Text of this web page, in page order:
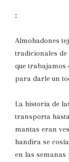
;
Almohadones
tradicionales de
que trabajamos
para darle un
La historia de
transporta
mantas eran
handira se
en las